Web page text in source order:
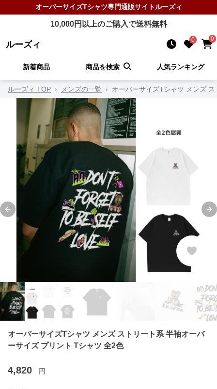
オーバーサイズTシャツ専門通販サイトルーズィ
10,000円以上のご購入で送料無料
ルーズィ 0 0
新着商品 商品を検索 人気ランキング
ルーズィ TOP › メンズの一覧 › オーバーサイズTシャツ メンズ
Previous slide
オーバーサイズTシャツ メンズ ストリート系 半袖オーバ
ーサイズ プリント Tシャツ 全2色
4,820 円